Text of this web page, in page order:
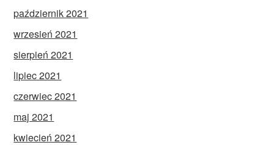
październik 2021
wrzesień 2021
sierpień 2021
lipiec 2021
czerwiec 2021
maj 2021
kwiecień 2021